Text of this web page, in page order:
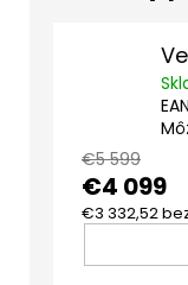
€5 599
€4 099
€3 332,52